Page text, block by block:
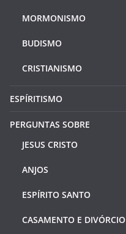
MORMONISMO
BUDISMO
CRISTIANISMO
ESPÍRITISMO
PERGUNTAS SOBRE
JESUS CRISTO
ANJOS
ESPÍRITO SANTO
CASAMENTO E DIVÓRCIO